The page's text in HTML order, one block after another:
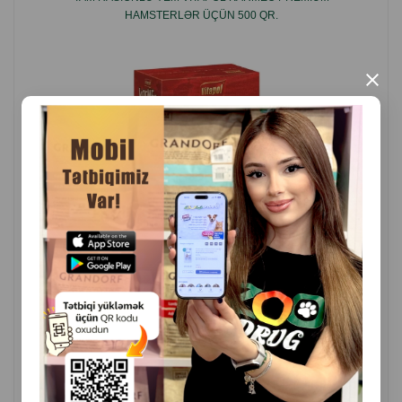
×
HAMSTERLƏR ÜÇÜN 500 QR.
( Rəylər)
Qiymət
Almaq
500 gr (paçka)
3.00
1 kg 5.00